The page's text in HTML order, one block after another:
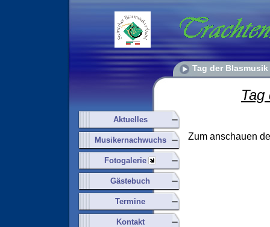
Tag der Blasmusik
Aktuelles
Musikernachwuchs
Fotogalerie
Gästebuch
Termine
Kontakt
Tag
Zum anschauen